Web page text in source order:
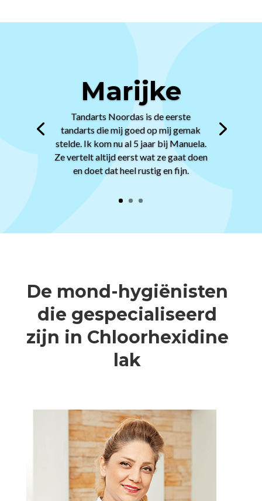
Marijke
Tandarts Noordas is de eerste
tandarts die mij goed op mij gemak
stelde. Ik kom nu al 5 jaar bij Manuela.
Ze vertelt altijd eerst wat ze gaat doen
en doet dat heel rustig en fijn.
De mond-hygiënisten
die gespecialiseerd
zijn in Chloorhexidine
lak